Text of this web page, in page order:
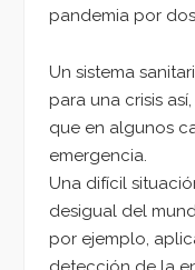
pandemia por
Un sistema
para una crisis
que en algunos
emergencia.
Una difícil
desigual del
por ejemplo,